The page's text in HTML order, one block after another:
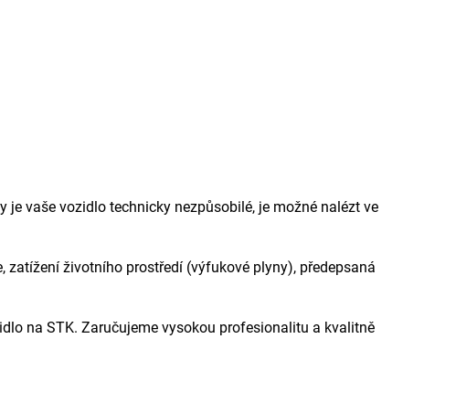
vaše vozidlo technicky nezpůsobilé, je možné nalézt ve
zatížení životního prostředí (výfukové plyny), předepsaná
na STK. Zaručujeme vysokou profesionalitu a kvalitně